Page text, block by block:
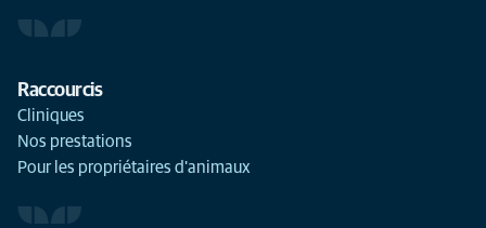
Raccourcis
Cliniques
Nos prestations
Pour les propriétaires d'animaux